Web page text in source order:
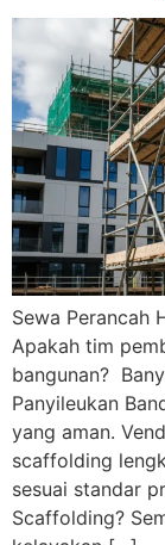
Sewa Perancah
Apakah tim
bangunan?
Panyileukan
yang aman.
scaffolding
sesuai standar
Scaffolding?